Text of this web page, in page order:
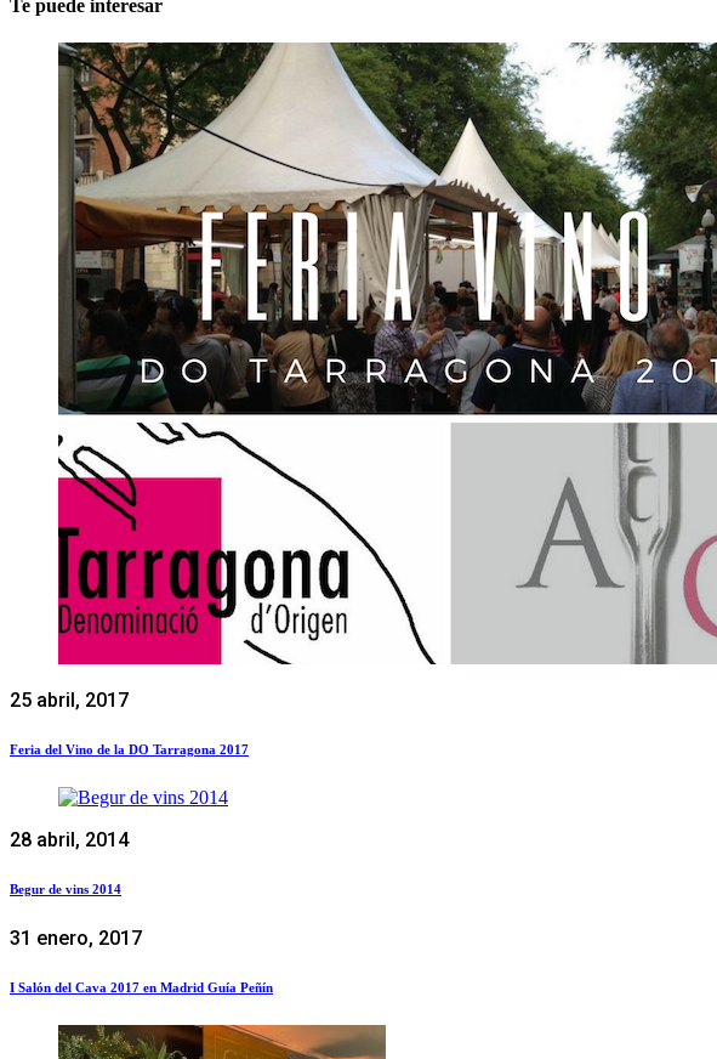
Te puede interesar
25 abril, 2017
Feria del Vino de la DO Tarragona 2017
28 abril, 2014
Begur de vins 2014
31 enero, 2017
I Salón del Cava 2017 en Madrid Guía Peñín